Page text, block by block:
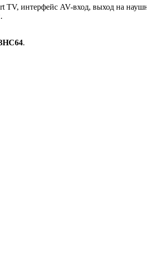
TV, интерфейс AV-вход, выход на
.